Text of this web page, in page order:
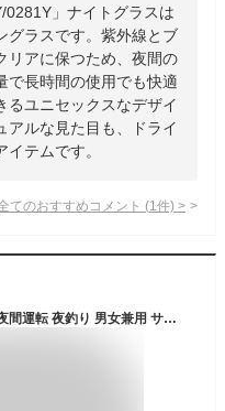
0281Y」ナイトグラスは
グラスです。紫外線とブ
リアに保つため、夜間の
で長時間の使用でも快適
るユニセックスなデザイ
アルな見た目も、ドライ
テムです。
てのおすすめコメント (1 件) >
夜間用グラス UVカット ナイトグラス 夜間運転 夜釣り 男女兼用 サングラス BW-0270Y/0271Y/0272Y 夜用 紫外線カット ブルーライトカット 眼鏡 メガネ ドライブ タウンユース ユニセックス おしゃれ バニーウォーク BUNNY WALK 【送料無料】